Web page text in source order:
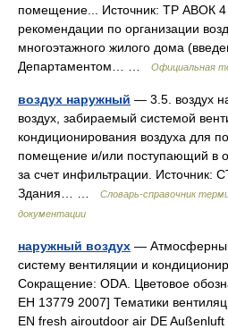
помещение... Источник: ТР АВОК 4
рекомендации по организации
многоэтажного жилого дома
Департаментом… …
Официальная
воздух наружный — 3.5. воздух
воздух, забираемый системой
кондиционирования воздуха для
помещение и/или поступающий в
за счет инфильтрации.
Здания… …
Словарь-справочник
документации
наружный воздух —
систему вентиляции и
Сокращение: ODA. Цветовое
ЕН 13779 2007] Тематики
EN fresh airoutdoor air DE